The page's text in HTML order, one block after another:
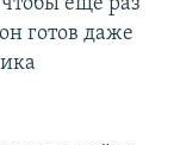
еще раз
готов даже